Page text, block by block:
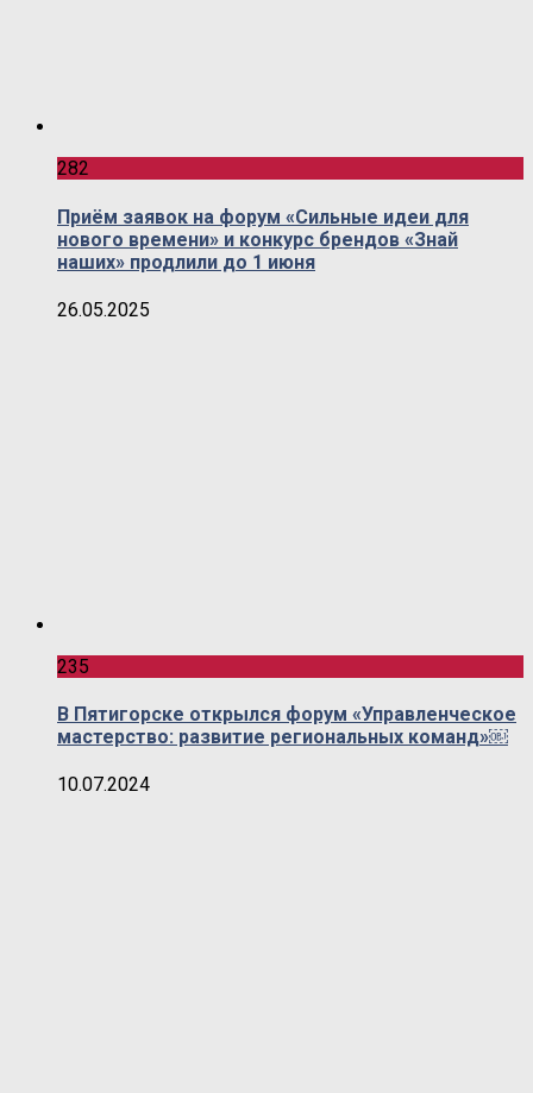
282
Приём заявок на форум «Сильные идеи для
нового времени» и конкурс брендов «Знай
наших» продлили до 1 июня
26.05.2025
235
В Пятигорске открылся форум «Управленческое
мастерство: развитие региональных команд»￼
10.07.2024